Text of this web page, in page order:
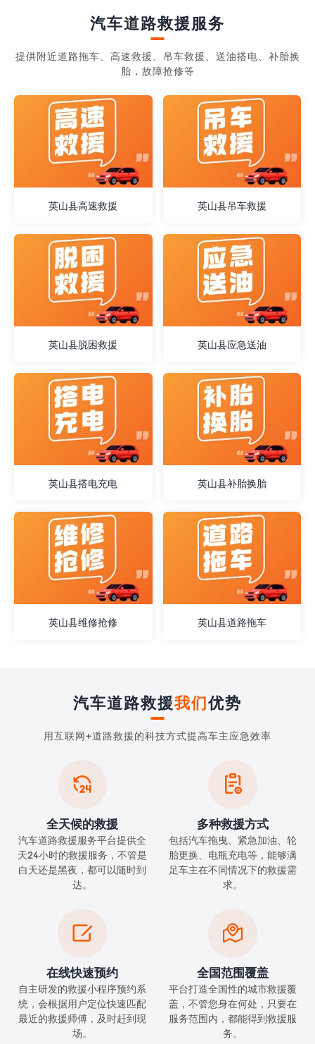
汽车道路救援服务
提供附近道路拖车、高速救援、吊车救援、送油搭电、补胎换
胎，故障抢修等
英山县高速救援 英山县吊车救援
英山县脱困救援 英山县应急送油
英山县搭电充电 英山县补胎换胎
英山县维修抢修 英山县道路拖车
汽车道路救援我们优势
用互联网+道路救援的科技方式提高车主应急效率

全天候的救援
汽车道路救援服务平台提供全
天24小时的救援服务，不管是
白天还是黑夜，都可以随时到
达。

多种救援方式
包括汽车拖曳、紧急加油、轮
胎更换、电瓶充电等，能够满
足车主在不同情况下的救援需
求。

在线快速预约
自主研发的救援小程序预约系
统，会根据用户定位快速匹配
最近的救援师傅，及时赶到现
场。

全国范围覆盖
平台打造全国性的城市救援覆
盖，不管您身在何处，只要在
服务范围内，都能得到救援服
务。